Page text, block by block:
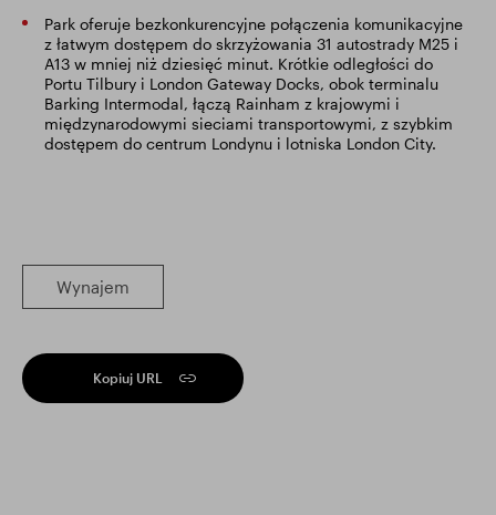
Park oferuje bezkonkurencyjne połączenia komunikacyjne
z łatwym dostępem do skrzyżowania 31 autostrady M25 i
A13 w mniej niż dziesięć minut. Krótkie odległości do
Portu Tilbury i London Gateway Docks, obok terminalu
Barking Intermodal, łączą Rainham z krajowymi i
międzynarodowymi sieciami transportowymi, z szybkim
dostępem do centrum Londynu i lotniska London City.
Wynajem
Kopiuj URL